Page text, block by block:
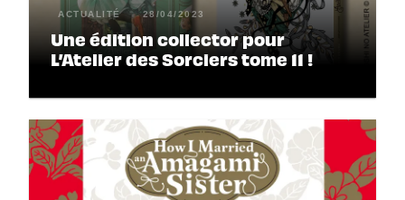
ACTUALITÉ 28/04/2023
Une édition collector pour
L’Atelier des Sorciers tome 11 !